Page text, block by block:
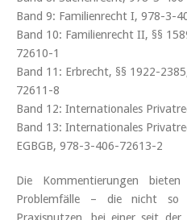
Band 9: Familienrecht I, 978-3-
Band 10: Familienrecht II, §§
72610-1
Band 11: Erbrecht, §§ 1922-
72611-8
Band 12: Internationales
Band 13: Internationales
EGBGB, 978-3-406-72613-2
Die Kommentierungen
Problemfälle – die nicht so